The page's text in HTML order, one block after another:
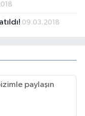
09.03.2018